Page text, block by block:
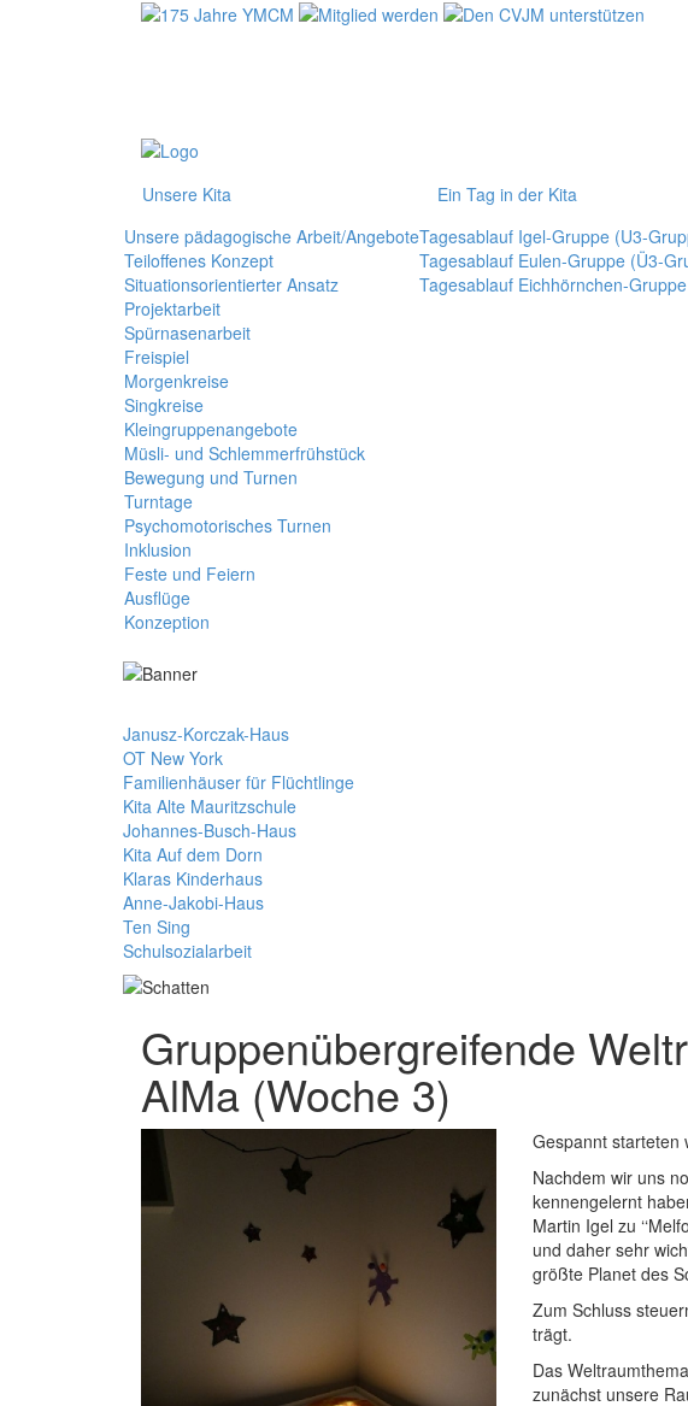
Unsere Kita
Unsere pädagogische Arbeit/Angebote
Teiloffenes Konzept
Situationsorientierter Ansatz
Projektarbeit
Spürnasenarbeit
Freispiel
Morgenkreise
Singkreise
Kleingruppenangebote
Müsli- und Schlemmerfrühstück
Bewegung und Turnen
Turntage
Psychomotorisches Turnen
Inklusion
Feste und Feiern
Ausflüge
Konzeption
Ein Tag in der Kita
Tagesablauf Igel-Gruppe (U3-
Tagesablauf Eulen-Gruppe (Ü3-
Tagesablauf Eichhörnchen-
Janusz-Korczak-Haus
OT New York
Familienhäuser für Flüchtlinge
Kita Alte Mauritzschule
Johannes-Busch-Haus
Kita Auf dem Dorn
Klaras Kinderhaus
Anne-Jakobi-Haus
Ten Sing
Schulsozialarbeit
Gruppenübergreifende
AlMa (Woche 3)
Gespannt starteten
Nachdem wir uns
kennengelernt
Martin Igel zu
und daher sehr
größte Planet des
Zum Schluss
trägt.
Das
zunächst unsere